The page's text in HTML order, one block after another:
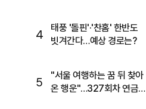
4
태풍 '돌핀'·'찬홈' 한반도
빗겨간다…예상 경로는?
5
"서울 여행하는 꿈 뒤 찾아
온 행운"…327회차 연금